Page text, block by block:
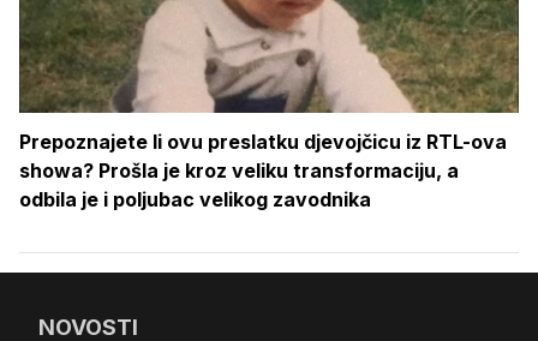
Prepoznajete li ovu preslatku djevojčicu iz RTL-ova
showa? Prošla je kroz veliku transformaciju, a
odbila je i poljubac velikog zavodnika
NOVOSTI